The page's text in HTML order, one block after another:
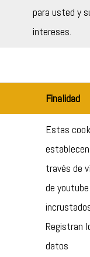
para usted y
intereses.
Finalidad
Estas
través de
de youtube
Registran
datos